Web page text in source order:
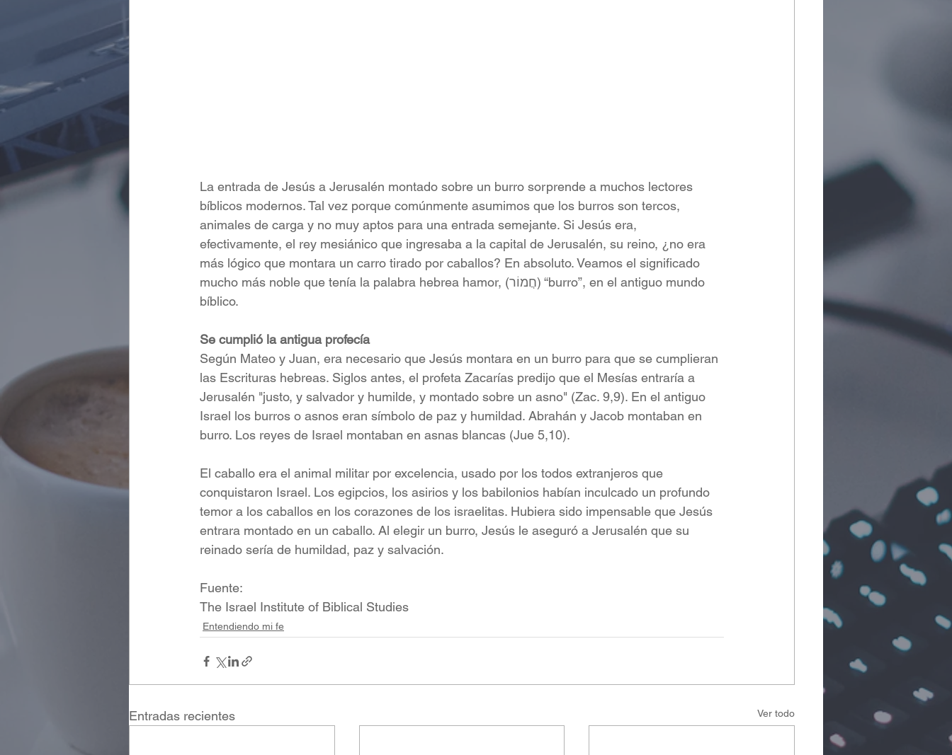
La entrada de Jesús a Jerusalén montado sobre un burro sorprende a muchos lectores
bíblicos modernos. Tal vez porque comúnmente asumimos que los burros son tercos,
animales de carga y no muy aptos para una entrada semejante. Si Jesús era,
efectivamente, el rey mesiánico que ingresaba a la capital de Jerusalén, su reino, ¿no era
más lógico que montara un carro tirado por caballos? En absoluto. Veamos el significado
mucho más noble que tenía la palabra hebrea hamor, (חֲמוֹר) “burro”, en el antiguo mundo
bíblico.
Se cumplió la antigua profecía
Según Mateo y Juan, era necesario que Jesús montara en un burro para que se cumplieran
las Escrituras hebreas. Siglos antes, el profeta Zacarías predijo que el Mesías entraría a
Jerusalén "justo, y salvador y humilde, y montado sobre un asno" (Zac. 9,9). En el antiguo
Israel los burros o asnos eran símbolo de paz y humildad. Abrahán y Jacob montaban en
burro. Los reyes de Israel montaban en asnas blancas (Jue 5,10).
El caballo era el animal militar por excelencia, usado por los todos extranjeros que
conquistaron Israel. Los egipcios, los asirios y los babilonios habían inculcado un profundo
temor a los caballos en los corazones de los israelitas. Hubiera sido impensable que Jesús
entrara montado en un caballo. Al elegir un burro, Jesús le aseguró a Jerusalén que su
reinado sería de humildad, paz y salvación.
Fuente:
The Israel Institute of Biblical Studies
Entendiendo mi fe
Entradas recientes Ver todo